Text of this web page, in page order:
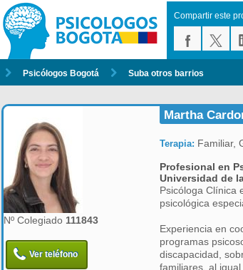
Compartir este
Psicólogos Bogotá Suba otros barrios
Nº Colegiado 111843
Ver teléfono
Martha
Terapia: Familiar,
Profesional en
Universidad de
Psicóloga Clínica
psicológica
Experiencia en
programas
discapacidad,
familiares, al